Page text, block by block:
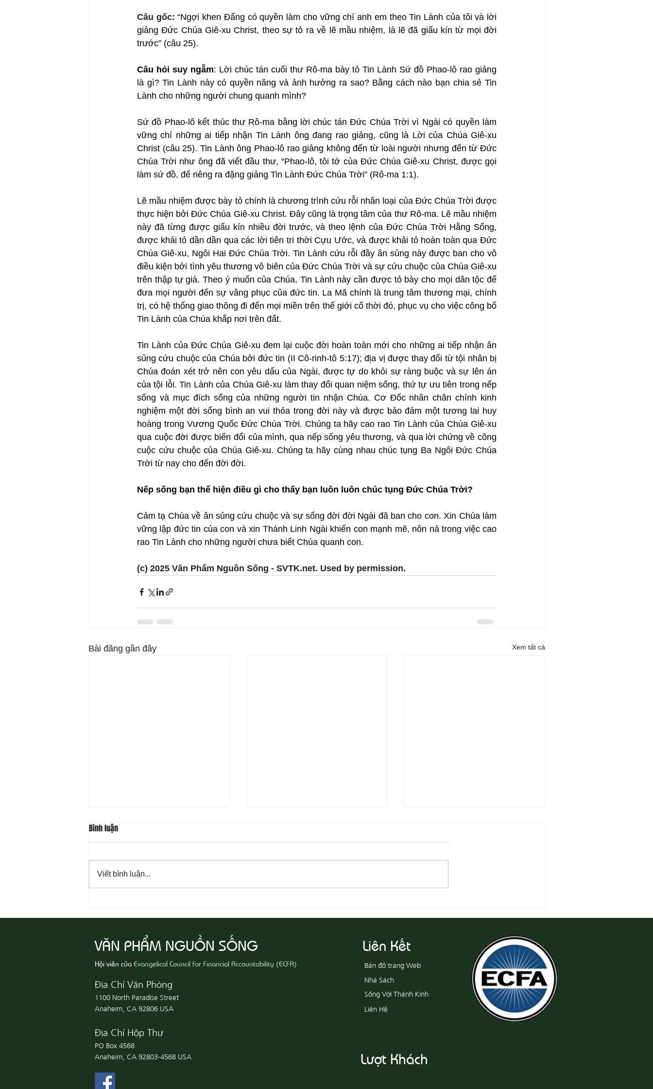
Câu gốc: “Ngợi khen Đấng có quyền làm cho vững chí anh em theo Tin Lành của tôi và lời
giảng Đức Chúa Giê-xu Christ, theo sự tỏ ra về lẽ mầu nhiệm, là lẽ đã giấu kín từ mọi đời
trước” (câu 25).
Câu hỏi suy ngẫm: Lời chúc tán cuối thư Rô-ma bày tỏ Tin Lành Sứ đồ Phao-lô rao giảng
là gì? Tin Lành này có quyền năng và ảnh hưởng ra sao? Bằng cách nào bạn chia sẻ Tin
Lành cho những người chung quanh mình?
Sứ đồ Phao-lô kết thúc thư Rô-ma bằng lời chúc tán Đức Chúa Trời vì Ngài có quyền làm
vững chí những ai tiếp nhận Tin Lành ông đang rao giảng, cũng là Lời của Chúa Giê-xu
Christ (câu 25). Tin Lành ông Phao-lô rao giảng không đến từ loài người nhưng đến từ Đức
Chúa Trời như ông đã viết đầu thư, “Phao-lô, tôi tớ của Đức Chúa Giê-xu Christ, được gọi
làm sứ đồ, để riêng ra đặng giảng Tin Lành Đức Chúa Trời” (Rô-ma 1:1).
Lẽ mầu nhiệm được bày tỏ chính là chương trình cứu rỗi nhân loại của Đức Chúa Trời được
thực hiện bởi Đức Chúa Giê-xu Christ. Đây cũng là trọng tâm của thư Rô-ma. Lẽ mầu nhiệm
này đã từng được giấu kín nhiều đời trước, và theo lệnh của Đức Chúa Trời Hằng Sống,
được khải tỏ dần dần qua các lời tiên tri thời Cựu Ước, và được khải tỏ hoàn toàn qua Đức
Chúa Giê-xu, Ngôi Hai Đức Chúa Trời. Tin Lành cứu rỗi đầy ân sủng này được ban cho vô
điều kiện bởi tình yêu thương vô biên của Đức Chúa Trời và sự cứu chuộc của Chúa Giê-xu
trên thập tự giá. Theo ý muốn của Chúa, Tin Lành này cần được tỏ bày cho mọi dân tộc để
đưa mọi người đến sự vâng phục của đức tin. La Mã chính là trung tâm thương mại, chính
trị, có hệ thống giao thông đi đến mọi miền trên thế giới cổ thời đó, phục vụ cho việc công bố
Tin Lành của Chúa khắp nơi trên đất.
Tin Lành của Đức Chúa Giê-xu đem lại cuộc đời hoàn toàn mới cho những ai tiếp nhận ân
sủng cứu chuộc của Chúa bởi đức tin (II Cô-rinh-tô 5:17); địa vị được thay đổi từ tội nhân bị
Chúa đoán xét trở nên con yêu dấu của Ngài, được tự do khỏi sự ràng buộc và sự lên án
của tội lỗi. Tin Lành của Chúa Giê-xu làm thay đổi quan niệm sống, thứ tự ưu tiên trong nếp
sống và mục đích sống của những người tin nhận Chúa. Cơ Đốc nhân chân chính kinh
nghiệm một đời sống bình an vui thỏa trong đời này và được bảo đảm một tương lai huy
hoàng trong Vương Quốc Đức Chúa Trời. Chúng ta hãy cao rao Tin Lành của Chúa Giê-xu
qua cuộc đời được biến đổi của mình, qua nếp sống yêu thương, và qua lời chứng về công
cuộc cứu chuộc của Chúa Giê-xu. Chúng ta hãy cùng nhau chúc tụng Ba Ngôi Đức Chúa
Trời từ nay cho đến đời đời.
Nếp sống bạn thể hiện điều gì cho thấy bạn luôn luôn chúc tụng Đức Chúa Trời?
Cảm tạ Chúa về ân sủng cứu chuộc và sự sống đời đời Ngài đã ban cho con. Xin Chúa làm
vững lập đức tin của con và xin Thánh Linh Ngài khiến con mạnh mẽ, nôn nả trong việc cao
rao Tin Lành cho những người chưa biết Chúa quanh con.
(c) 2025 Văn Phẩm Nguồn Sống - SVTK.net. Used by permission.
Bài đăng gần đây Xem tất cả
Khổ
Ác
Bình luận
Viết bình luận...
VĂN PHẨM NGUỒN SỐNG
Hội viên củaEvangelical Council for Financial Accountability (ECFA)
Địa Chỉ Văn Phòng
1100 North Paradise Street
Anaheim, CA 92806 USA
Địa Chỉ Hộp Thư
PO Box 4568
Anaheim, CA 92803-4568 USA
Liên Kết
Bản đồ trang Web
Nhà Sách
Sống Với Thánh Kinh
Liên Hệ
Lượt Khách